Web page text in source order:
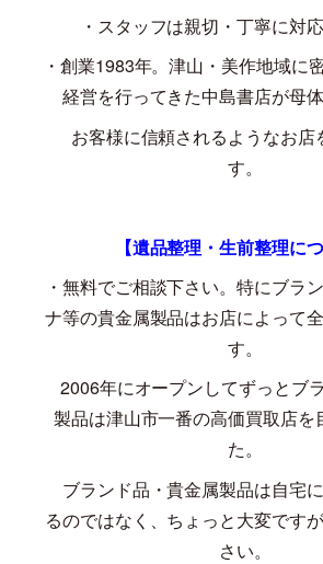
・スタッフは親切・丁寧に対応
・創業1983年。津山・美作地域に
経営を行ってきた中島書店が母体
お客様に信頼されるようなお店
す。
【遺品整理・生前整理につ
・無料でご相談下さい。特にブラ
ナ等の貴金属製品はお店によって
す。
2006年にオープンしてずっとブ
製品は津山市一番の高価買取店を
た。
ブランド品・貴金属製品は自宅
るのではなく、ちょっと大変です
さい。